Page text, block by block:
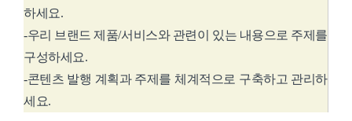
하세요.
-우리 브랜드 제품/서비스와 관련이 있는 내용으로 주제를
구성하세요.
-콘텐츠 발행 계획과 주제를 체계적으로 구축하고 관리하
세요.